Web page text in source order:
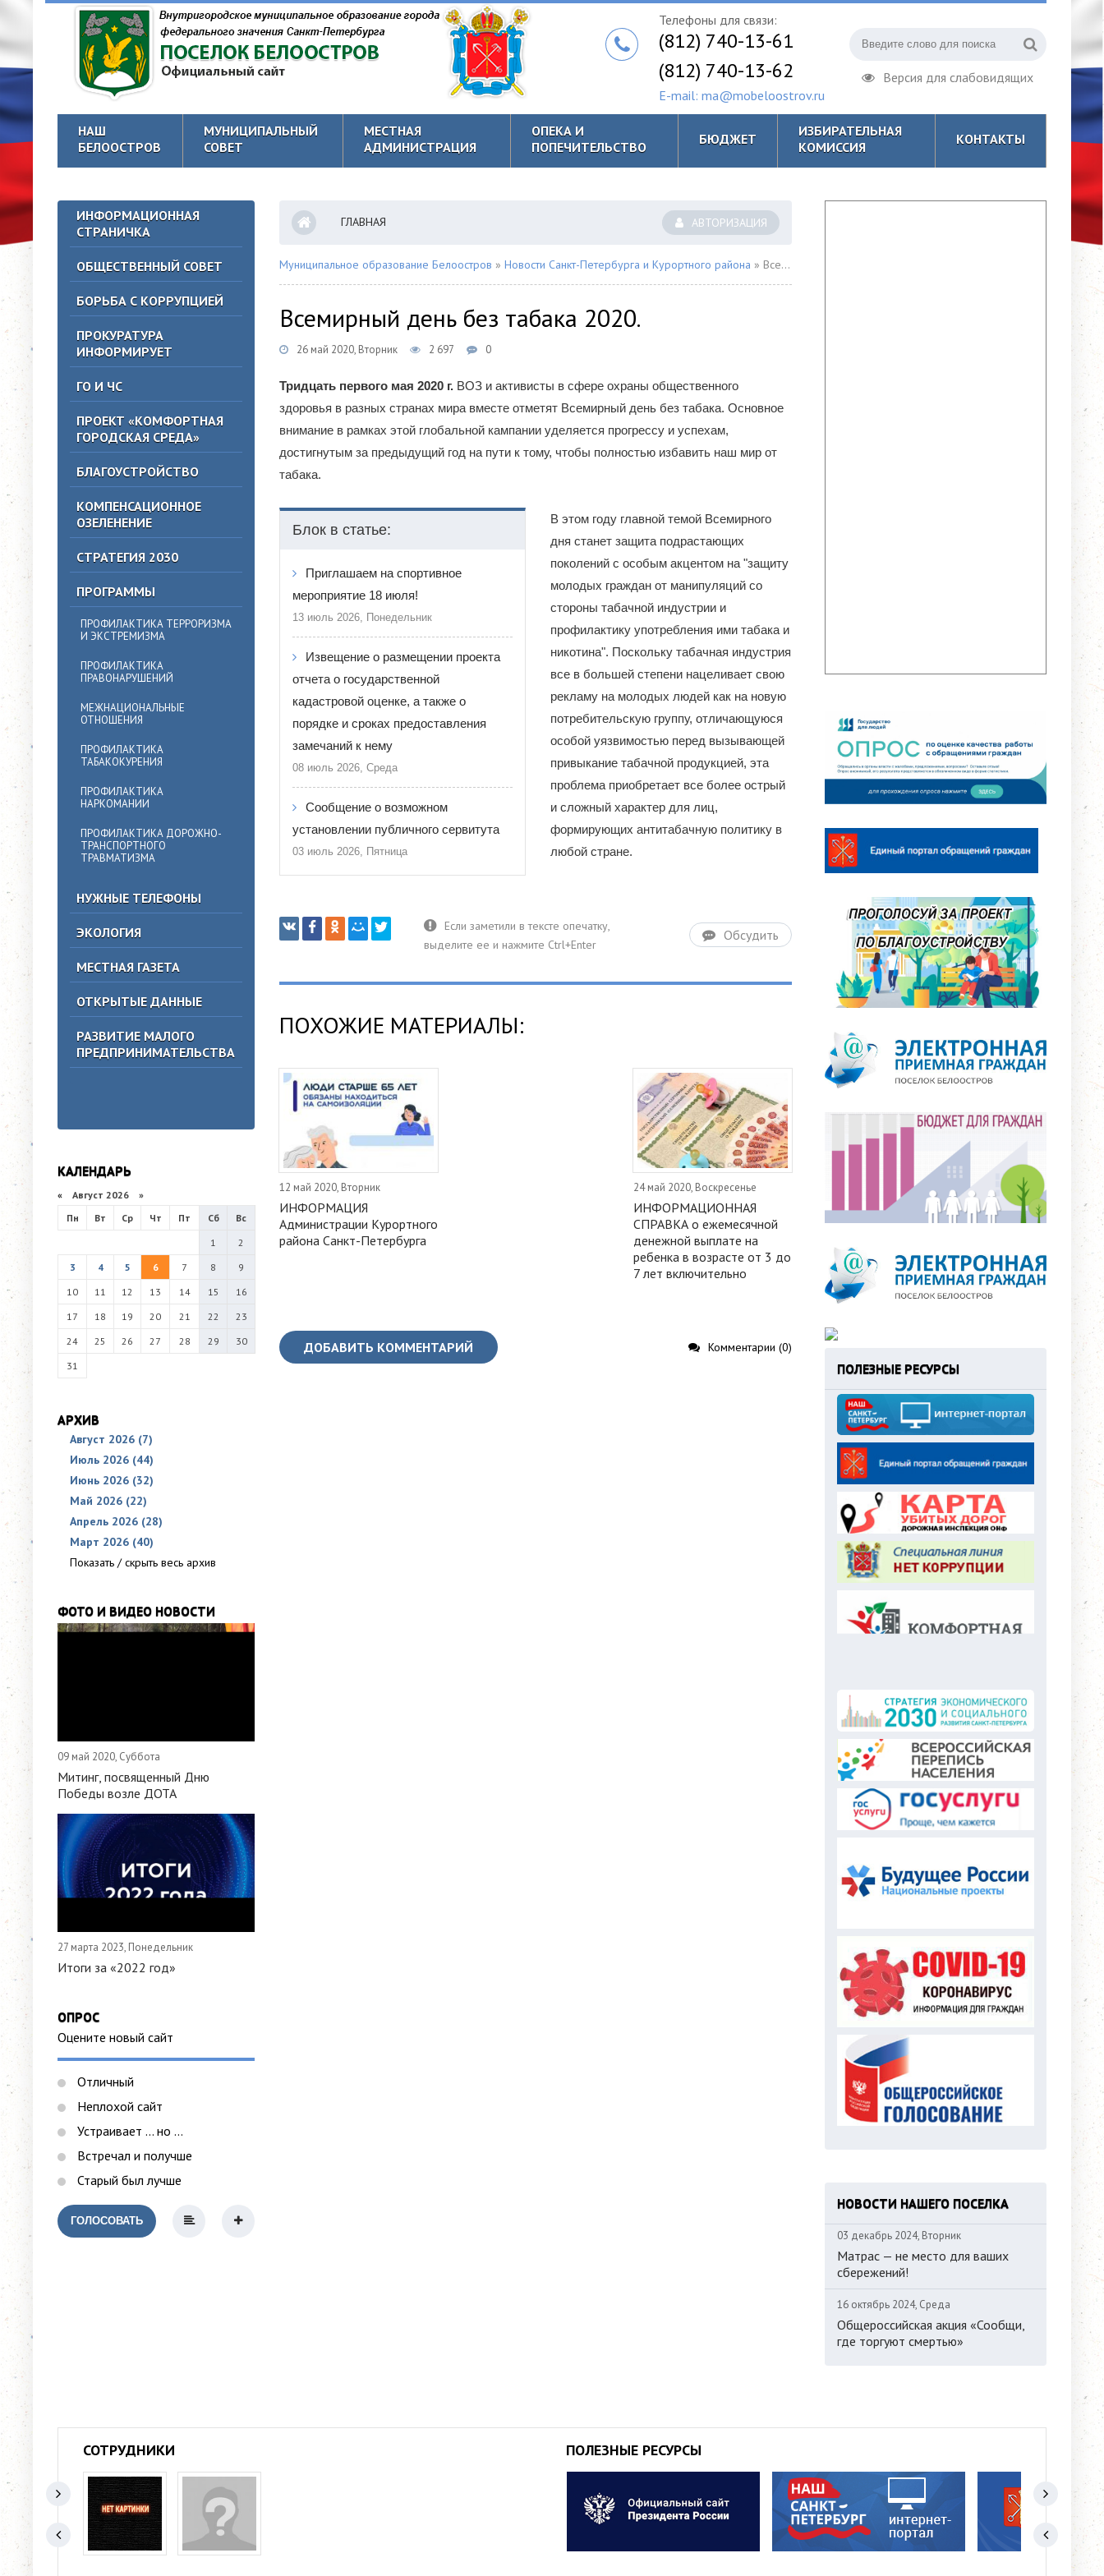
Версия для слабовидящих
Телефоны для связи:
(812) 740-13-61
(812) 740-13-62
E-mail: ma@mobeloostrov.ru
НАШ
БЕЛООСТРОВ
МУНИЦИПАЛЬНЫЙ
СОВЕТ
МЕСТНАЯ
АДМИНИСТРАЦИЯ
ОПЕКА И
ПОПЕЧИТЕЛЬСТВО
БЮДЖЕТ
ИЗБИРАТЕЛЬНАЯ
КОМИССИЯ
КОНТАКТЫ
ИНФОРМАЦИОННАЯ
СТРАНИЧКА
ОБЩЕСТВЕННЫЙ СОВЕТ
БОРЬБА С КОРРУПЦИЕЙ
ПРОКУРАТУРА
ИНФОРМИРУЕТ
ГО И ЧС
ПРОЕКТ «КОМФОРТНАЯ
ГОРОДСКАЯ СРЕДА»
БЛАГОУСТРОЙСТВО
КОМПЕНСАЦИОННОЕ
ОЗЕЛЕНЕНИЕ
СТРАТЕГИЯ 2030
ПРОГРАММЫ
ПРОФИЛАКТИКА ТЕРРОРИЗМА
И ЭКСТРЕМИЗМА
ПРОФИЛАКТИКА
ПРАВОНАРУШЕНИЙ
МЕЖНАЦИОНАЛЬНЫЕ
ОТНОШЕНИЯ
ПРОФИЛАКТИКА
ТАБАКОКУРЕНИЯ
ПРОФИЛАКТИКА
НАРКОМАНИИ
ПРОФИЛАКТИКА ДОРОЖНО-
ТРАНСПОРТНОГО
ТРАВМАТИЗМА
НУЖНЫЕ ТЕЛЕФОНЫ
ЭКОЛОГИЯ
МЕСТНАЯ ГАЗЕТА
ОТКРЫТЫЕ ДАННЫЕ
РАЗВИТИЕ МАЛОГО
ПРЕДПРИНИМАТЕЛЬСТВА
КАЛЕНДАРЬ
« Август 2026 »
Пн
Вт Ср Чт Пт Сб
Вс
1
2
3
4 5 6 7 8
9
10
11 12 13 14 15
16
17
18 19 20 21 22
23
24
25 26 27 28 29
30
31
АРХИВ
Август 2026 (7)
Июль 2026 (44)
Июнь 2026 (32)
Май 2026 (22)
Апрель 2026 (28)
Март 2026 (40)
Показать / скрыть весь архив
ФОТО И ВИДЕО НОВОСТИ
09 май 2020, Суббота
Митинг, посвященный Дню
Победы возле ДОТА
27 марта 2023, Понедельник
Итоги за «2022 год»
ОПРОС
Оцените новый сайт
Отличный
Неплохой сайт
Устраивает ... но ...
Встречал и получше
Старый был лучше
ГОЛОСОВАТЬ
ГЛАВНАЯ АВТОРИЗАЦИЯ
Муниципальное образование Белоостров » Новости Санкт-Петербурга и Курортного района » Всемирный день без табака 2020.
Всемирный день без табака 2020.
26 май 2020, Вторник 2 697 0
Тридцать первого мая 2020 г. ВОЗ и активисты в сфере охраны общественного
здоровья в разных странах мира вместе отметят Всемирный день без табака. Основное
внимание в рамках этой глобальной кампании уделяется прогрессу и успехам,
достигнутым за предыдущий год на пути к тому, чтобы полностью избавить наш мир от
табака.
Блок в статье:
Приглашаем на спортивное
мероприятие 18 июля!
13 июль 2026, Понедельник
Извещение о размещении проекта
отчета о государственной
кадастровой оценке, а также о
порядке и сроках предоставления
замечаний к нему
08 июль 2026, Среда
Сообщение о возможном
установлении публичного сервитута
03 июль 2026, Пятница
В этом году главной темой Всемирного
дня станет защита подрастающих
поколений с особым акцентом на "защиту
молодых граждан от манипуляций со
стороны табачной индустрии и
профилактику употребления ими табака и
никотина". Поскольку табачная индустрия
все в большей степени нацеливает свою
рекламу на молодых людей как на новую
потребительскую группу, отличающуюся
особой уязвимостью перед вызывающей
привыкание табачной продукцией, эта
проблема приобретает все более острый
и сложный характер для лиц,
формирующих антитабачную политику в
любой стране.
Обсудить
ПОХОЖИЕ МАТЕРИАЛЫ:
12 май 2020, Вторник
ИНФОРМАЦИЯ
Администрации Курортного
района Санкт-Петербурга
24 май 2020, Воскресенье
ИНФОРМАЦИОННАЯ
СПРАВКА о ежемесячной
денежной выплате на
ребенка в возрасте от 3 до
7 лет включительно
ДОБАВИТЬ КОММЕНТАРИЙ Комментарии (0)
ПОЛЕЗНЫЕ РЕСУРСЫ
НОВОСТИ НАШЕГО ПОСЕЛКА
03 декабрь 2024, Вторник
Матрас — не место для ваших
сбережений!
16 октябрь 2024, Среда
Общероссийская акция «Сообщи,
где торгуют смертью»
СОТРУДНИКИ ПОЛЕЗНЫЕ РЕСУРСЫ